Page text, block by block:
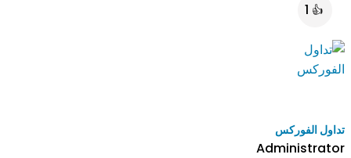
👍
1
تداول الفوركس
Administrator